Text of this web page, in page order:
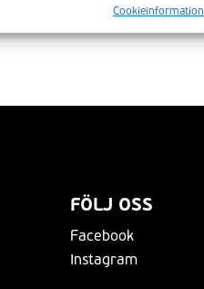
Cookieinformation
FÖLJ OSS
Facebook
Instagram